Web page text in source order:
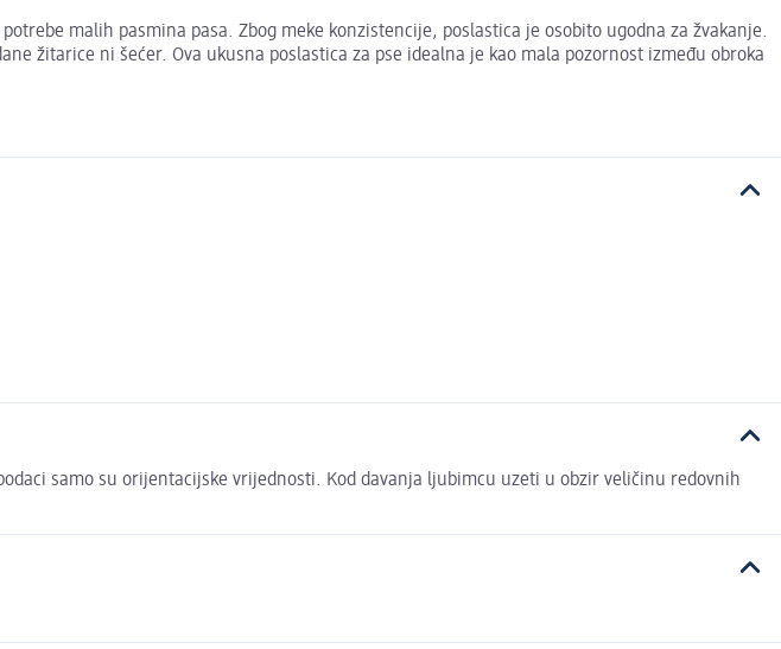
malih pasmina pasa. Zbog meke konzistencije, poslastica je osobito ugodna za žvakanje.
žitarice ni šećer. Ova ukusna poslastica za pse idealna je kao mala pozornost između obroka
samo su orijentacijske vrijednosti. Kod davanja ljubimcu uzeti u obzir veličinu redovnih